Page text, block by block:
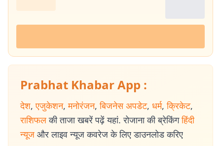
Prabhat Khabar App :
देश, एजुकेशन, मनोरंजन, बिजनेस अपडेट, धर्म, क्रिकेट,
राशिफल की ताजा खबरें पढ़ें यहां. रोजाना की ब्रेकिंग हिंदी
न्यूज और लाइव न्यूज कवरेज के लिए डाउनलोड करिए